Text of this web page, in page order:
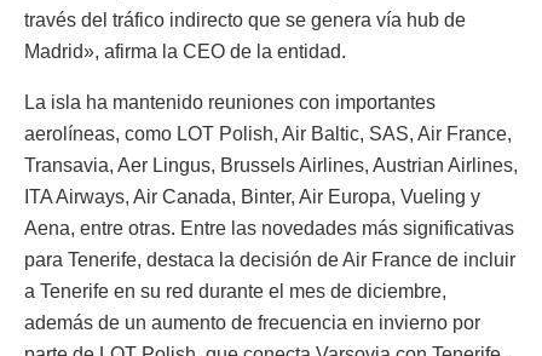
través del tráfico indirecto que se genera vía hub de
Madrid», afirma la CEO de la entidad.
La isla ha mantenido reuniones con importantes
aerolíneas, como LOT Polish, Air Baltic, SAS, Air France,
Transavia, Aer Lingus, Brussels Airlines, Austrian Airlines,
ITA Airways, Air Canada, Binter, Air Europa, Vueling y
Aena, entre otras. Entre las novedades más significativas
para Tenerife, destaca la decisión de Air France de incluir
a Tenerife en su red durante el mes de diciembre,
además de un aumento de frecuencia en invierno por